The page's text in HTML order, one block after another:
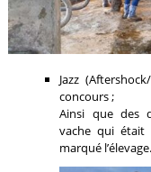
Jazz
concours ;
Ainsi que des
vache qui était
marqué l’élevage.